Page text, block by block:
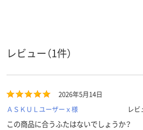
レビュー（1件）
2026年5月14日
ＡＳＫＵＬユーザーｘ様
レ
この商品に合うふたはないでしょうか？